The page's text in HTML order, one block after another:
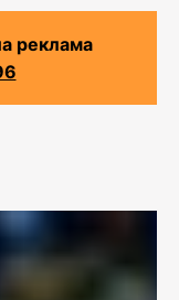
реклама